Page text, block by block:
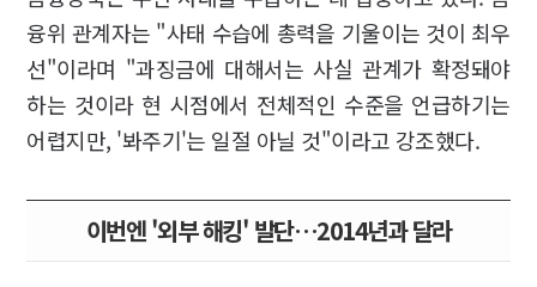
융위 관계자는 "사태 수습에 총력을 기울이는 것이 최우
선"이라며 "과징금에 대해서는 사실 관계가 확정돼야
하는 것이라 현 시점에서 전체적인 수준을 언급하기는
어렵지만, '봐주기'는 일절 아닐 것"이라고 강조했다.
이번엔 '외부 해킹' 발단…2014년과 달라